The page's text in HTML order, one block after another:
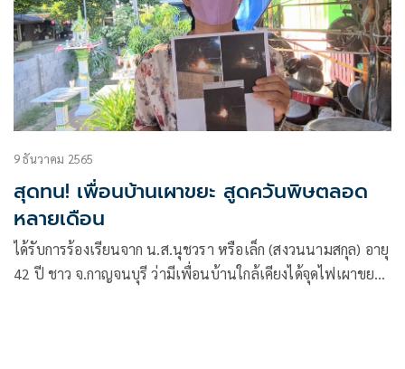
9 ธันวาคม 2565
สุดทน! เพื่อนบ้านเผาขยะ สูดควันพิษตลอด
หลายเดือน
ได้รับการร้องเรียนจาก น.ส.นุชวรา หรือเล็ก (สงวนนามสกุล) อายุ
42 ปี ชาว จ.กาญจนบุรี ว่ามีเพื่อนบ้านใกล้เคียงได้จุดไฟเผาขยะ